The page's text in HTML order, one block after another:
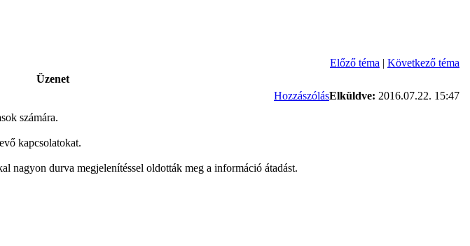
Előző téma | Következő téma
Üzenet
HozzászólásElküldve: 2016.07.22. 15:47
számára.
kapcsolatokat.
nagyon durva megjelenítéssel oldották meg a információ átadást.